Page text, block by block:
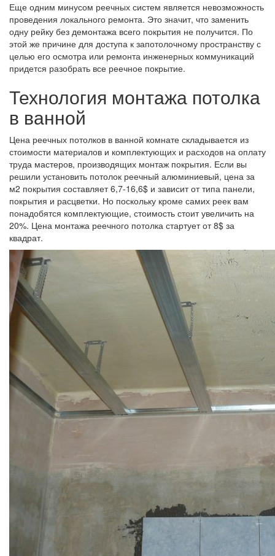
Еще одним минусом реечных систем является невозможность
проведения локального ремонта. Это значит, что заменить
одну рейку без демонтажа всего покрытия не получится. По
этой же причине для доступа к запотолочному пространству с
целью его осмотра или ремонта инженерных коммуникаций
придется разобрать все реечное покрытие.
Технология монтажа потолка
в ванной
Цена реечных потолков в ванной комнате складывается из
стоимости материалов и комплектующих и расходов на оплату
труда мастеров, производящих монтаж покрытия. Если вы
решили установить потолок реечный алюминиевый, цена за
м2 покрытия составляет 6,7-16,6$ и зависит от типа панели,
покрытия и расцветки. Но поскольку кроме самих реек вам
понадобятся комплектующие, стоимость стоит увеличить на
20%. Цена монтажа реечного потолка стартует от 8$ за
квадрат.